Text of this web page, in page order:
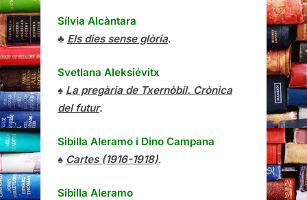
Sílvia Alcàntara
♣ Els dies sense glòria.
Svetlana Aleksiévitx
♠ La pregària de Txernòbil. Crònica
del futur.
Sibilla Aleramo i Dino Campana
♠ Cartes (1916-1918).
Sibilla Aleramo